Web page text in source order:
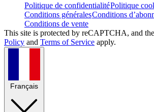
Politique de confidentialitéPolitique
Conditions généralesConditions
Conditions de vente
This site is protected by reCAPTCHA, and
Policy and Terms of Service apply.
Français